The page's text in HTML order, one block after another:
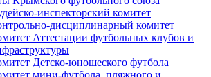
инспекторский комитет
дисциплинарный комитет
Аттестации футбольных клубов и
Детско-юношеского футбола
мини-футбола, пляжного и